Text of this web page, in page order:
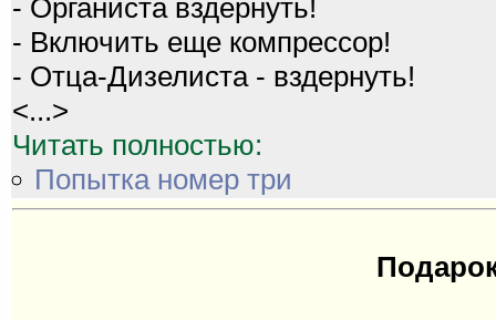
- Органиста вздернуть!
- Включить еще компрессор!
- Отца-Дизелиста - вздернуть!
<...>
Читать полностью:
Попытка номер три